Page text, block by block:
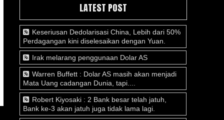
LATEST POST
Keseriusan Dedolarisasi China, Lebih dari 50%
Perdagangan kini diselesaikan dengan Yuan.
Irak melarang penggunaan Dolar AS
Warren Buffett : Dolar AS masih akan menjadi
Mata Uang cadangan Dunia, tapi....
Robert Kiyosaki : 2 Bank besar telah jatuh,
Bank ke-3 akan jatuh juga tidak lama lagi.